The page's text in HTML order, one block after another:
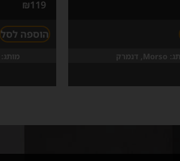
Morso, דנמרק
₪119
הוספה לסל
מותג: